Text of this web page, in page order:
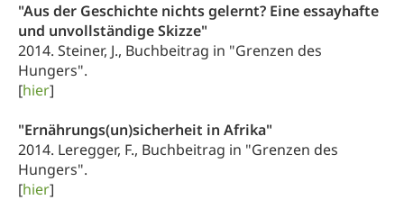
"Aus der Geschichte nichts gelernt? Eine essayhafte
und unvollständige Skizze"
2014. Steiner, J., Buchbeitrag in "Grenzen des
Hungers".
[hier]
"Ernährungs(un)sicherheit in Afrika"
2014. Leregger, F., Buchbeitrag in "Grenzen des
Hungers".
[hier]